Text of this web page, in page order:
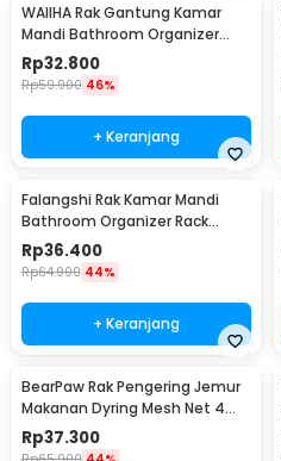
WAIIHA Rak Gantung Kamar
Mandi Bathroom Organizer
Rack Stainless Steel M - W21
Rp32.800
Rp59.900 46%
+ Keranjang
Falangshi Rak Kamar Mandi
Bathroom Organizer Rack
Shower Aluminium - WB8007
Rp36.400
Rp64.900 44%
+ Keranjang
BearPaw Rak Pengering Jemur
Makanan Dyring Mesh Net 4
Layer S - G58
Rp37.300